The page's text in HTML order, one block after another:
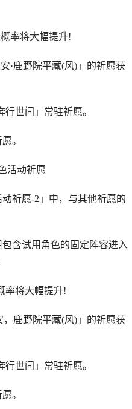
率将大幅提升!
·鹿野院平藏(风)」的祈愿获
世间」常驻祈愿。
。
活动祈愿
祈愿-2」中，与其他祈愿的
含试用角色的固定阵容进入
率将大幅提升!
鹿野院平藏(风)」的祈愿获
世间」常驻祈愿。
。